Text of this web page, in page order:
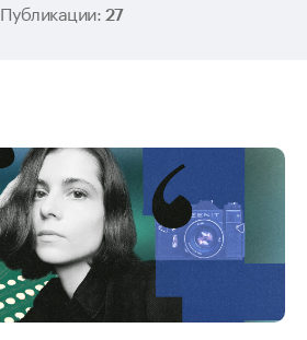
Публикации: 27